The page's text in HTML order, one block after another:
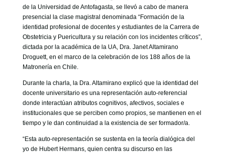
de la Universidad de Antofagasta, se llevó a cabo de manera
presencial la clase magistral denominada “Formación de la
identidad profesional de docentes y estudiantes de la Carrera de
Obstetricia y Puericultura y su relación con los incidentes críticos”,
dictada por la académica de la UA, Dra. Janet Altamirano
Droguett, en el marco de la celebración de los 188 años de la
Matronería en Chile.
Durante la charla, la Dra. Altamirano explicó que la identidad del
docente universitario es una representación auto-referencial
donde interactúan atributos cognitivos, afectivos, sociales e
institucionales que se perciben como propios, se mantienen en el
tiempo y le dan continuidad a la existencia de ser formador/a.
“Esta auto-representación se sustenta en la teoría dialógica del
yo de Hubert Hermans, quien centra su discurso en las